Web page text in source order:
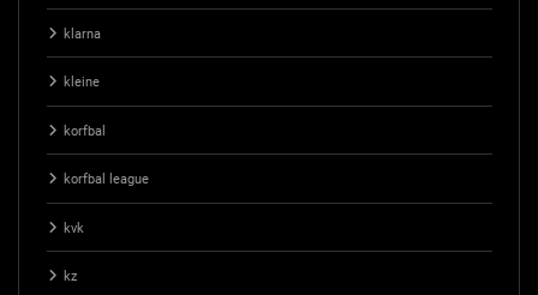
klarna
kleine
korfbal
korfbal league
kvk
kz